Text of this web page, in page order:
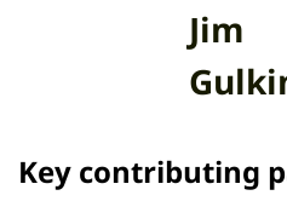
Jim
Key contributing